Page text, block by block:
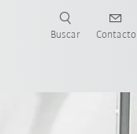
Buscar Contacto